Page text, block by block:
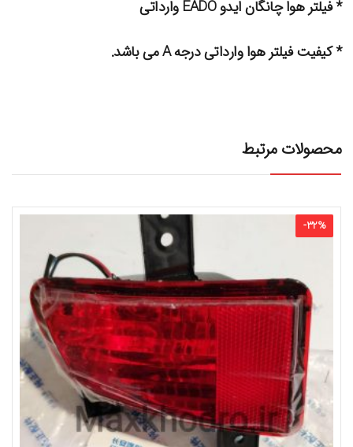
* فیلتر هوا چانگان ایدو EADO وارداتی
* کیفیت فیلتر هوا وارداتی درجه A می باشد.
محصولات مرتبط
-32%